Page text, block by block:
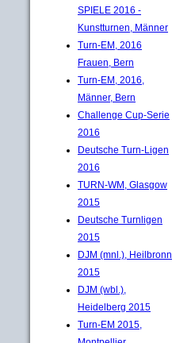
SPIELE 2016 -
Kunstturnen, Männer
Turn-EM, 2016
Frauen, Bern
Turn-EM, 2016,
Männer, Bern
Challenge Cup-Serie
2016
Deutsche Turn-Ligen
2016
TURN-WM, Glasgow
2015
Deutsche Turnligen
2015
DJM (mnl.), Heilbronn
2015
DJM (wbl.),
Heidelberg 2015
Turn-EM 2015,